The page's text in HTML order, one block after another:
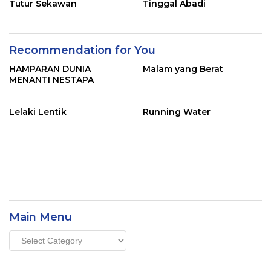
Tutur Sekawan Tinggal Abadi
Recommendation for You
HAMPARAN DUNIA
MENANTI NESTAPA
Malam yang Berat
Lelaki Lentik Running Water
Main Menu
Main
Menu